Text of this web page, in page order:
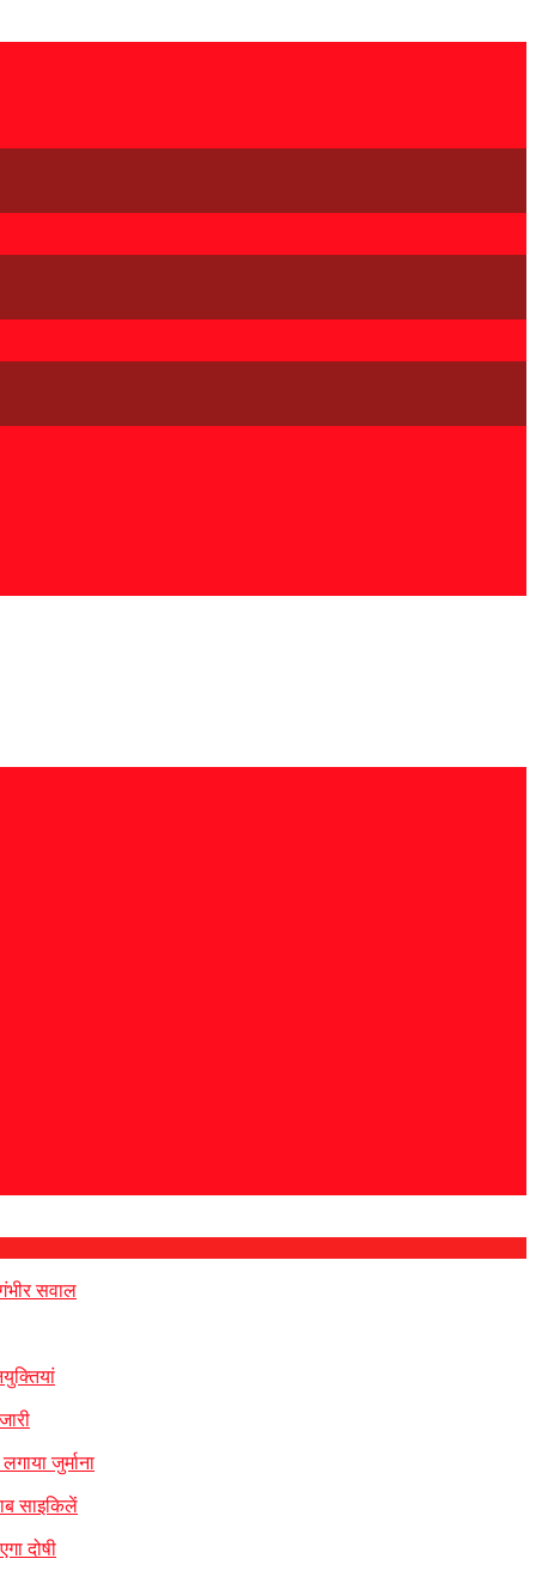
सवाल
जुर्माना
साइकिलें
दोषी